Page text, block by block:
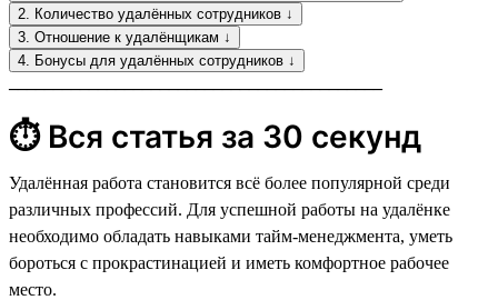
2. Количество удалённых сотрудников ↓
3. Отношение к удалёнщикам ↓
4. Бонусы для удалённых сотрудников ↓
⏱ Вся статья за 30 секунд
Удалённая работа становится всё более популярной среди
различных профессий. Для успешной работы на удалёнке
необходимо обладать навыками тайм-менеджмента, уметь
бороться с прокрастинацией и иметь комфортное рабочее
место.